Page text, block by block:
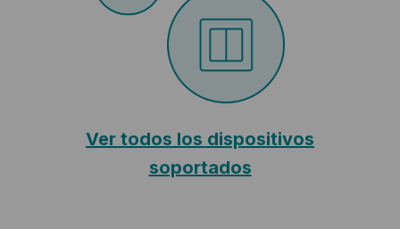
Ver todos los dispositivos
soportados